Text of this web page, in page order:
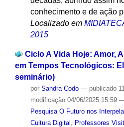
conhecimento e de ação
Localizado em
2015
Ciclo A Vida Hoje: Amor,
em Tempos Tecnológicos:
seminário)
por Sandra Codo — publicado
modificação04/06/2025 15:59 —
Pesquisa O Futuro nos Interpela,
Cultura Digital
Professores